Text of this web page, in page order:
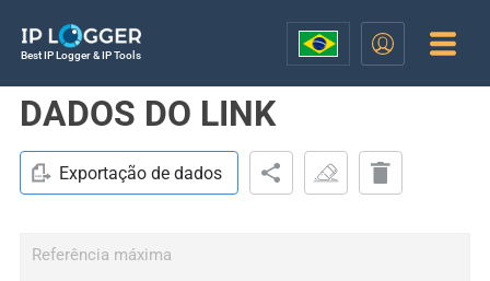
Best IP Logger & IP Tools
DADOS DO LINK
Exportação de dados
Referência máxima